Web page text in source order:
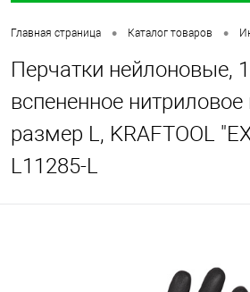
Главная страница • Каталог товаров •
Перчатки нейлоновые,
вспененное
размер L, KRAFTOOL
L11285-L